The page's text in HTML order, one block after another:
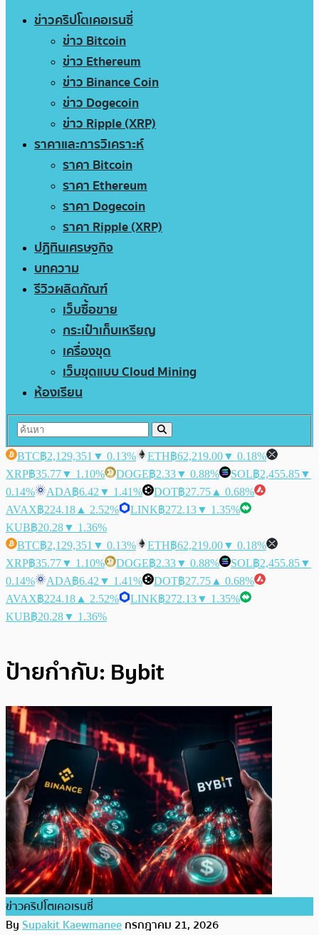
ข่าวคริปโตเคอเรนซี่
ข่าว Bitcoin
ข่าว Ethereum
ข่าว Binance Coin
ข่าว Dogecoin
ข่าว Ripple (XRP)
ราคาและการวิเคราะห์
ราคา Bitcoin
ราคา Ethereum
ราคา Dogecoin
ราคา Ripple (XRP)
ปฏิทินเศรษฐกิจ
บทความ
รีวิวผลิตภัณฑ์
เว็บซื้อขาย
กระเป๋าเก็บเหรียญ
เครื่องขุด
เว็บขุดแบบ Cloud Mining
ห้องเรียน
BTC฿2,129,351 ▼ 0.13% ETH฿62,219.00▼ 0.18%
XRP฿35.77▼ 1.10% DOGE฿2.33▼ 0.88% SOL฿2,455.85▼
0.14%
ADA฿6.42 ▼ 1.41% DOT฿27.75 ▲ 0.68%
AVAX฿224.18 ▲ 2.52% LINK฿272.13▼ 1.35%
KUB฿20.28▼ 1.36%
BTC฿2,129,351 ▼ 0.13% ETH฿62,219.00▼ 0.18%
XRP฿35.77▼ 1.10% DOGE฿2.33▼ 0.88% SOL฿2,455.85▼
0.14%
ADA฿6.42 ▼ 1.41% DOT฿27.75 ▲ 0.68%
AVAX฿224.18 ▲ 2.52% LINK฿272.13▼ 1.35%
KUB฿20.28▼ 1.36%
ป้ายกำกับ: Bybit
ข่าวคริปโตเคอเรนซี่
BySupakit Kaewmaneeกรกฎาคม 21, 2026